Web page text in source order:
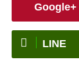
Google+
LINE